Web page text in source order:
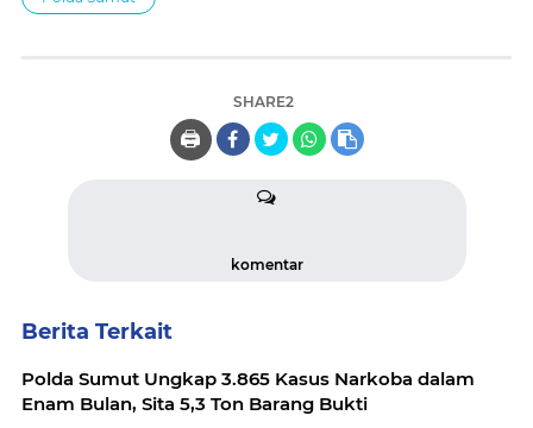
SHARE2
🖨️
komentar
Berita Terkait
Polda Sumut Ungkap 3.865 Kasus Narkoba dalam
Enam Bulan, Sita 5,3 Ton Barang Bukti